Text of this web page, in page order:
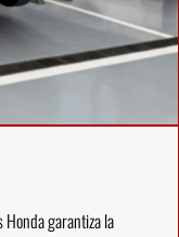
Honda garantiza la